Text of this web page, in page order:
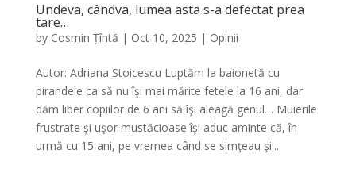
Undeva, cândva, lumea asta s-a defectat prea
tare…
by Cosmin Țîntă | Oct 10, 2025 | Opinii
Autor: Adriana Stoicescu Luptăm la baionetă cu
pirandele ca să nu îşi mai mărite fetele la 16 ani, dar
dăm liber copiilor de 6 ani să îşi aleagă genul… Muierile
frustrate şi uşor mustăcioase îşi aduc aminte că, în
urmă cu 15 ani, pe vremea când se simţeau şi...